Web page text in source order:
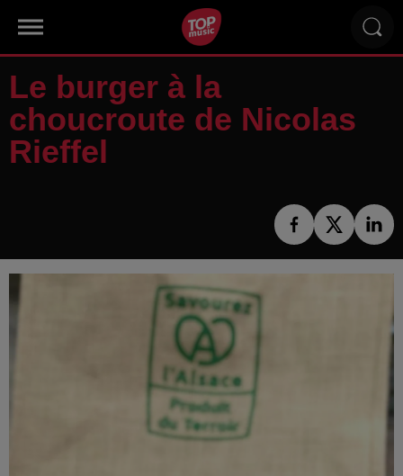
Le burger à la
choucroute de Nicolas
Rieffel